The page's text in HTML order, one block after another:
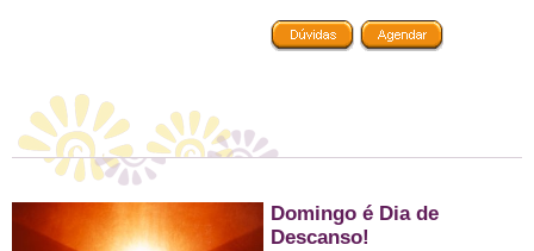
Domingo é Dia de
Descanso!